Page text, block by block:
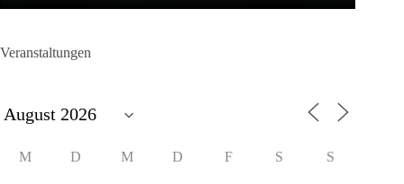
Veranstaltungen
M D M D F S S